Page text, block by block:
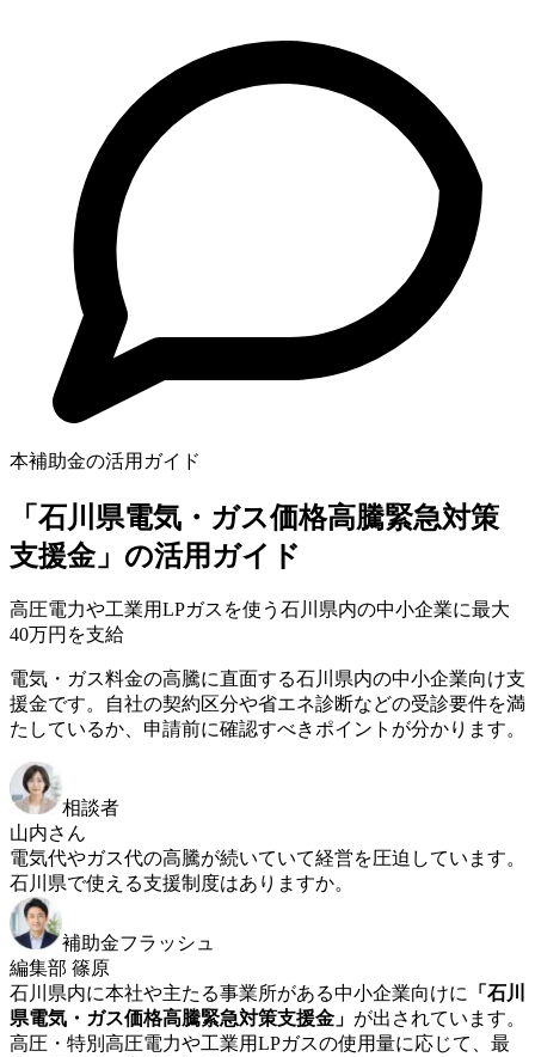
本補助金の活用ガイド
「石川県電気・ガス価格高騰緊急対策
支援金」の活用ガイド
高圧電力や工業用LPガスを使う石川県内の中小企業に最大
40万円を支給
電気・ガス料金の高騰に直面する石川県内の中小企業向け支
援金です。自社の契約区分や省エネ診断などの受診要件を満
たしているか、申請前に確認すべきポイントが分かります。
相談者
山内さん
電気代やガス代の高騰が続いていて経営を圧迫しています。
石川県で使える支援制度はありますか。
補助金フラッシュ
編集部 篠原
石川県内に本社や主たる事業所がある中小企業向けに 「石川
県電気・ガス価格高騰緊急対策支援金」 が出されています。
高圧・特別高圧電力や工業用LPガスの使用量に応じて、最